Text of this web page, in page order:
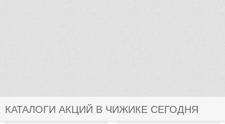
КАТАЛОГИ АКЦИЙ В ЧИЖИКЕ СЕГОДНЯ